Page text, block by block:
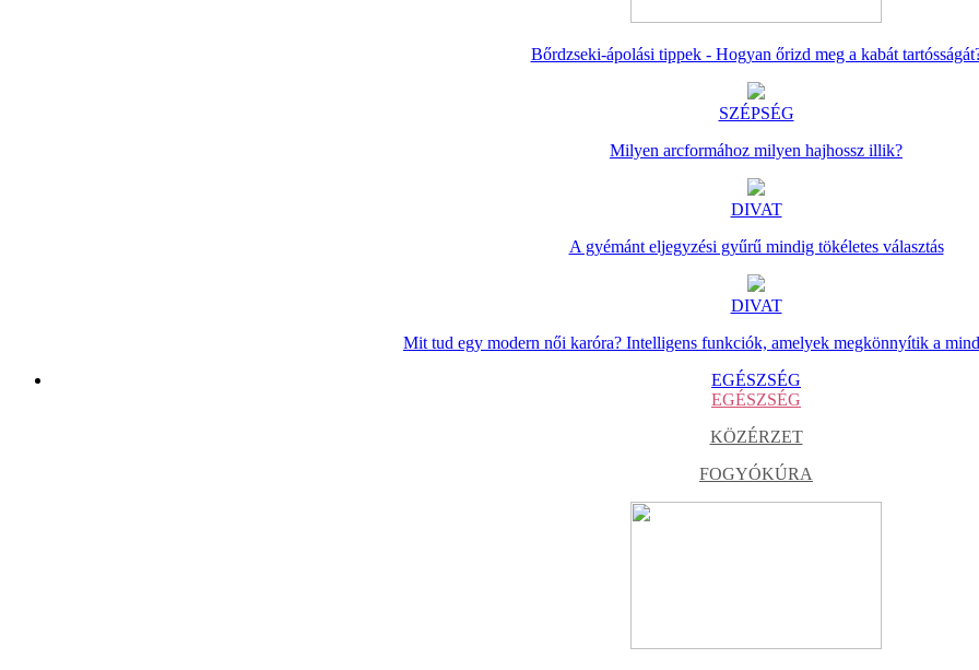
Bőrdzseki-ápolási tippek - Hogyan őrizd meg a kabát
SZÉPSÉG
Milyen arcformához milyen hajhossz illik?
DIVAT
A gyémánt eljegyzési gyűrű mindig tökéletes választás
DIVAT
Mit tud egy modern női karóra? Intelligens funkciók, amelyek megkönnyítik a
EGÉSZSÉG
EGÉSZSÉG
KÖZÉRZET
FOGYÓKÚRA